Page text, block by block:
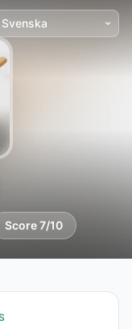
Score 7/10